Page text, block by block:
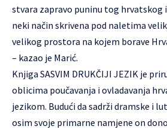
stvara zapravo puninu tog hrvatskog
neki način skrivena pod naletima
velikog prostora na kojem borave
– kazao je Marić.
Knjiga SASVIM DRUKČIJI JEZIK je
oblicima poučavanja i ovladavanja
jezikom. Budući da sadrži dramske i
osim svoje primarne namjene on